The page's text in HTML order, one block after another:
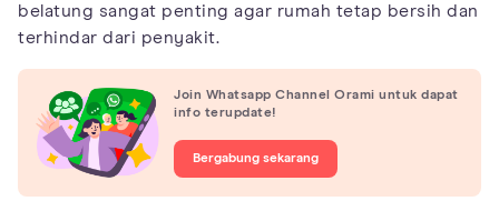
belatung sangat penting agar rumah tetap bersih dan
terhindar dari penyakit.
Join Whatsapp Channel Orami untuk dapat
info terupdate!
Bergabung sekarang